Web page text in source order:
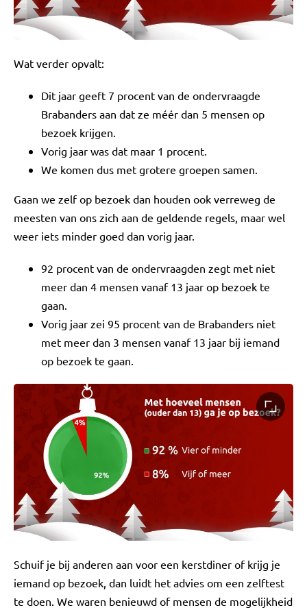
Wat verder opvalt:
Dit jaar geeft 7 procent van de ondervraagde
Brabanders aan dat ze méér dan 5 mensen op
bezoek krijgen.
Vorig jaar was dat maar 1 procent.
We komen dus met grotere groepen samen.
Gaan we zelf op bezoek dan houden ook verreweg de
meesten van ons zich aan de geldende regels, maar wel
weer iets minder goed dan vorig jaar.
92 procent van de ondervraagden zegt met niet
meer dan 4 mensen vanaf 13 jaar op bezoek te
gaan.
Vorig jaar zei 95 procent van de Brabanders niet
met meer dan 3 mensen vanaf 13 jaar bij iemand
op bezoek te gaan.
Schuif je bij anderen aan voor een kerstdiner of krijg je
iemand op bezoek, dan luidt het advies om een zelftest
te doen. We waren benieuwd of mensen de mogelijkheid